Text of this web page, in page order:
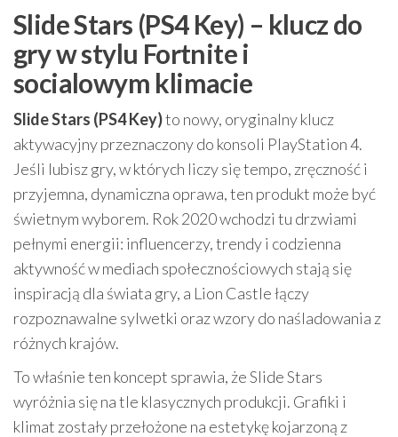
Slide Stars (PS4 Key) – klucz do
gry w stylu Fortnite i
socialowym klimacie
Slide Stars (PS4 Key)to nowy, oryginalny klucz
aktywacyjny przeznaczony do konsoli PlayStation 4.
Jeśli lubisz gry, w których liczy się tempo, zręczność i
przyjemna, dynamiczna oprawa, ten produkt może być
świetnym wyborem. Rok 2020 wchodzi tu drzwiami
pełnymi energii: influencerzy, trendy i codzienna
aktywność w mediach społecznościowych stają się
inspiracją dla świata gry, a Lion Castle łączy
rozpoznawalne sylwetki oraz wzory do naśladowania z
różnych krajów.
To właśnie ten koncept sprawia, że Slide Stars
wyróżnia się na tle klasycznych produkcji. Grafiki i
klimat zostały przełożone na estetykę kojarzoną z